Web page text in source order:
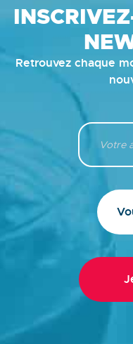
Retrouvez chaque